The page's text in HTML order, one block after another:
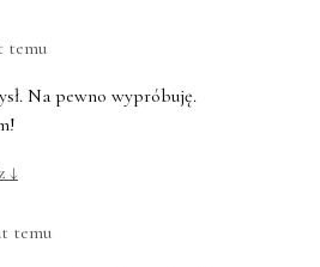
temu
Na pewno wypróbuję.
↓
temu